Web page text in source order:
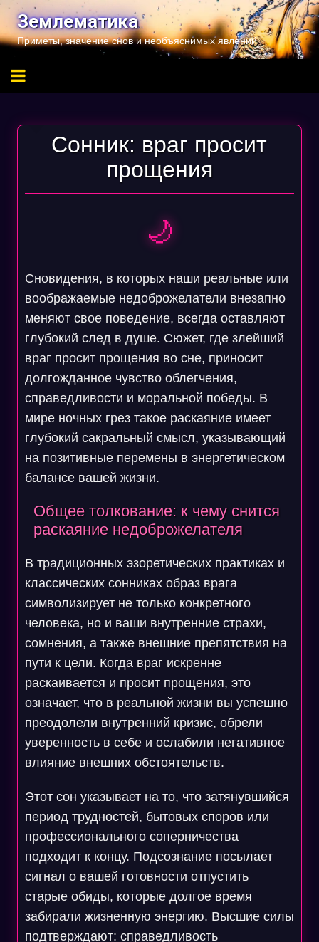
Перейти
содержимому
Землематика
Приметы, значение снов и необъяснимых явлений
Сонник: враг просит
прощения
🌙
Сновидения, в которых наши реальные или
воображаемые недоброжелатели внезапно
меняют свое поведение, всегда оставляют
глубокий след в душе. Сюжет, где злейший
враг просит прощения во сне, приносит
долгожданное чувство облегчения,
справедливости и моральной победы. В
мире ночных грез такое раскаяние имеет
глубокий сакральный смысл, указывающий
на позитивные перемены в энергетическом
балансе вашей жизни.
Общее толкование: к чему снится
раскаяние недоброжелателя
В традиционных эзоретических практиках и
классических сонниках образ врага
символизирует не только конкретного
человека, но и ваши внутренние страхи,
сомнения, а также внешние препятствия на
пути к цели. Когда враг искренне
раскаивается и просит прощения, это
означает, что в реальной жизни вы успешно
преодолели внутренний кризис, обрели
уверенность в себе и ослабили негативное
влияние внешних обстоятельств.
Этот сон указывает на то, что затянувшийся
период трудностей, бытовых споров или
профессионального соперничества
подходит к концу. Подсознание посылает
сигнал о вашей готовности отпустить
старые обиды, которые долгое время
забирали жизненную энергию. Высшие силы
подтверждают: справедливость